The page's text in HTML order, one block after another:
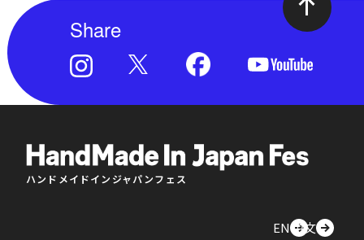
Share
ハンドメイドインジャパンフェス
EN中文